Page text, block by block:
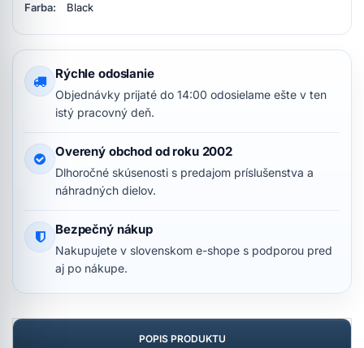
Farba: Black
Rýchle odoslanie
Objednávky prijaté do 14:00 odosielame ešte v ten
istý pracovný deň.
Overený obchod od roku 2002
Dlhoročné skúsenosti s predajom príslušenstva a
náhradných dielov.
Bezpečný nákup
Nakupujete v slovenskom e-shope s podporou pred
aj po nákupe.
POPIS PRODUKTU